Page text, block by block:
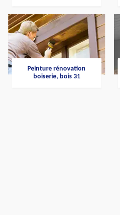
Peinture rénovation
boiserie, bois 31